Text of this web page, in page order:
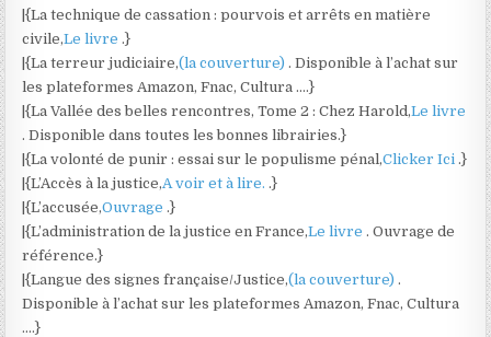
|{La technique de cassation : pourvois et arrêts en matière
civile,Le livre.}
|{La terreur judiciaire,(la couverture). Disponible à l’achat sur
les plateformes Amazon, Fnac, Cultura ….}
|{La Vallée des belles rencontres, Tome 2 : Chez Harold,Le livre
. Disponible dans toutes les bonnes librairies.}
|{La volonté de punir : essai sur le populisme pénal,Clicker Ici.}
|{L’Accès à la justice,A voir et à lire..}
|{L’accusée,Ouvrage.}
|{L’administration de la justice en France,Le livre. Ouvrage de
référence.}
|{Langue des signes française/Justice,(la couverture).
Disponible à l’achat sur les plateformes Amazon, Fnac, Cultura
….}